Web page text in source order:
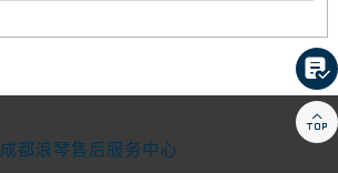
成都浪琴售后服务中心

